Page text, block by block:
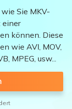
Sie MKV-
einer
können. Diese
wie AVI, MOV,
MPEG, usw...